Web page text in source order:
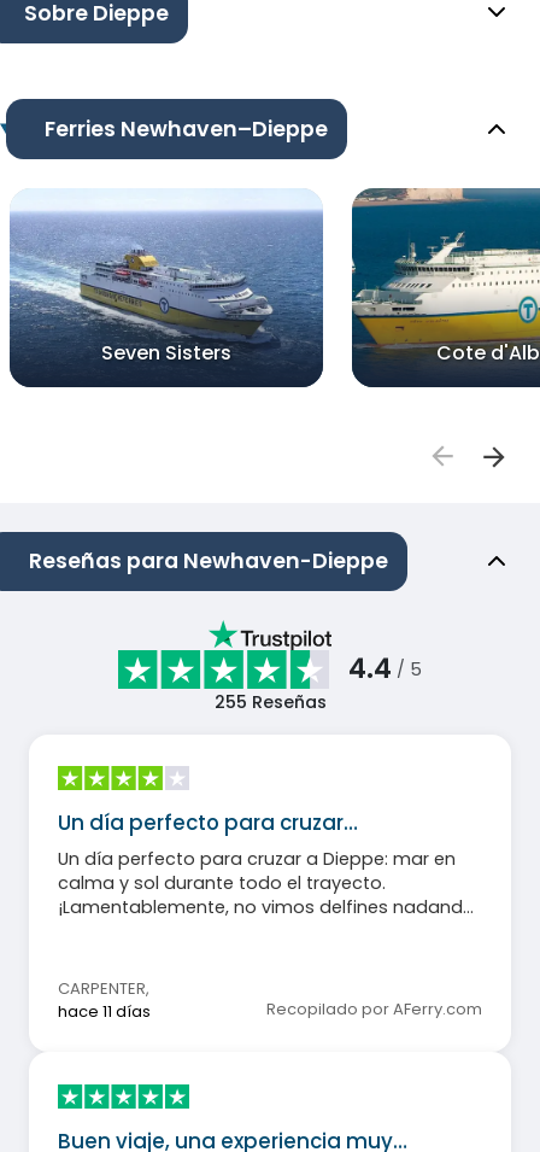
Sobre Dieppe
Ferries Newhaven–Dieppe
Seven Sisters Cote
Reseñas para Newhaven-Dieppe
4.4 / 5
255 Reseñas
Un día perfecto para cruzar…
Un día perfecto para cruzar a Dieppe: mar en
calma y sol durante todo el trayecto.
¡Lamentablemente, no vimos delfines nadando
CARPENTER,
hace 11 días
Recopilado por AFerry.com
Buen viaje, una experiencia muy…